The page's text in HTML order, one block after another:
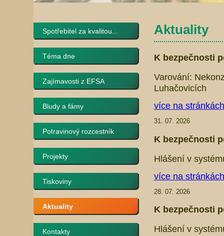
Spotřebitel za kvalitou...
Téma dne
Zajímavosti z EFSA
Bludy a fámy
Potravinový rozcestník
Projekty
Tiskoviny
Aktuality
Kontakty
Aktuality
K bezpečnosti
Varování:
Luhačovicích
více na
31. 07. 2026
K bezpečnosti
Hlášení v
více na
28. 07. 2026
K bezpečnosti
Hlášení v